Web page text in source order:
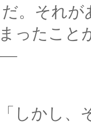
。それ
、操に
うは言